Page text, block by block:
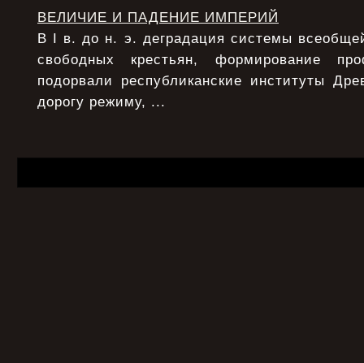
ВЕЛИЧИЕ И ПАДЕНИЕ ИМПЕРИЙ
В I в. до н. э. деградация системы
свободных крестьян, формирование
подорвали республиканские институты
дорогу режиму, ...